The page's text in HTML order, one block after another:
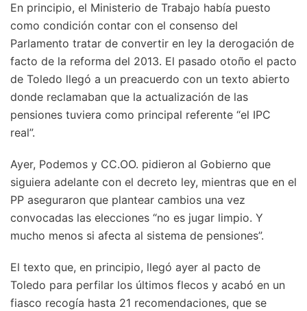
En principio, el Ministerio de Trabajo había puesto
como condición contar con el consenso del
Parlamento tratar de convertir en ley la derogación de
facto de la reforma del 2013. El pasado otoño el pacto
de Toledo llegó a un preacuerdo con un texto abierto
donde reclamaban que la actualización de las
pensiones tuviera como principal referente “el IPC
real”.
Ayer, Podemos y CC.OO. pidieron al Gobierno que
siguiera adelante con el decreto ley, mientras que en el
PP aseguraron que plantear cambios una vez
convocadas las elecciones “no es jugar limpio. Y
mucho menos si afecta al sistema de pensiones”.
El texto que, en principio, llegó ayer al pacto de
Toledo para perfilar los últimos flecos y acabó en un
fiasco recogía hasta 21 recomendaciones, que se